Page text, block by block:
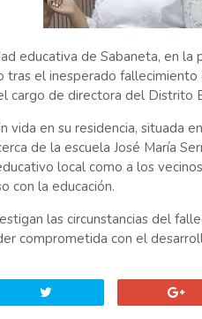
educativa de Sabaneta, en la
tras el inesperado
cargo de directora del Distrito
vida en su residencia, situada
de la escuela José María
local como a los
con la educación.
las circunstancias del
comprometida con el